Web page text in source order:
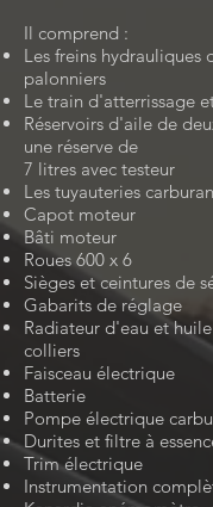
Il comprend :
Les freins hydrauliques
palonniers
Le train d'atterrissage
Réservoirs d'aile de
une réserve de
7 litres avec testeur
Les tuyauteries
Capot moteur
Bâti moteur
Roues 600 x 6
Sièges et ceintures de
Gabarits de réglage
Radiateur d'eau et
colliers
Faisceau électrique
Batterie
Pompe électrique
Durites et filtre à
Trim électrique
Instrumentation